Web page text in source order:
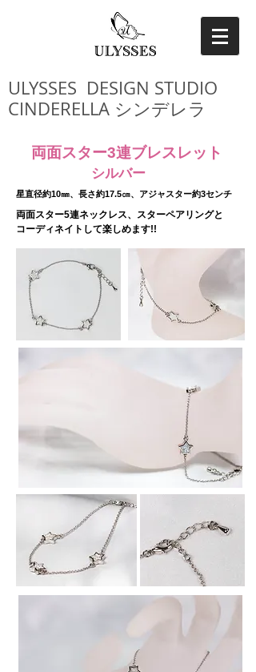
ULYSSES DESIGN STUDIO
CINDERELLA シンデレラ
​両面スター3連ブレスレット
シルバー
​星直径約10㎜、長さ約17.5㎝、アジャスター約3センチ
​両面スター5連ネックレス、スターペアリングと
コーディネイトして楽しめます!!